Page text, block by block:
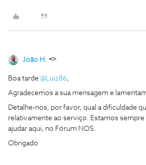
João H.
Boa tarde @Luiz86,
Agradecemos a sua mensagem e
Detalhe-nos, por favor, qual a dificuldade
relativamente ao serviço. Estamos sempre
ajudar aqui, no Fórum NOS.
Obrigado